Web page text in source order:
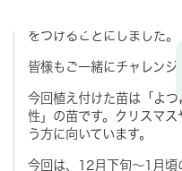
をつけることにしました。
皆様もご一緒にチャレンジ
今回植え付けた苗は「よ
性」の苗です。クリスマ
う方に向いています。
今回は、12月下旬～1月頃